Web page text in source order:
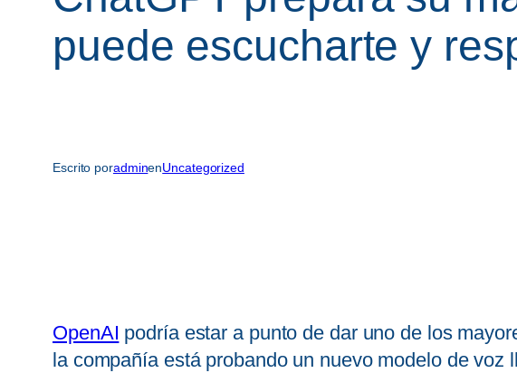
puede escucharte y
Escrito poradminenUncategorized
OpenAI podría estar a punto de dar uno de los
la compañía está probando un nuevo modelo de voz